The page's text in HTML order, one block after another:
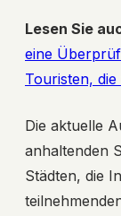
Lesen Sie
eine
Touristen,
Die aktuelle
anhaltenden
Städten, die